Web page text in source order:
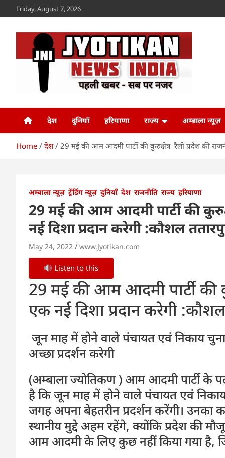
to
Friday, August 7, 2026
Jyotikan
देश दुनियाँ हरियाणा राज्य अम्बाला न्यूज़
Home देश 29 मई की आम आदमी पार्टी की कुरुक्षेत्र रैली प्रदेश की
अम्बाला न्यूज़ ट्रेंडिंग न्यूज़ दुनियाँ देश राजनीति राज्य हरियाणा
29 मई की आम आदमी पार्टी की
नई दिशा प्रदान करेगी :कौशल
May 24, 2022 www.Jyotikan.com
Listen to this
29 मई की आम आदमी पार्टी की
एक नई दिशा प्रदान करेगी
जून माह में होने वाले पंचायत एवं निकाय
अच्छा प्रदर्शन करेगी
(अम्बाला ज्योतिकण ) आम आदमी पार्टी के
है कि जून माह में होने वाले पंचायत एवं
जगह अपना बेहतरीन प्रदर्शन करेंगी। उनका
स्थानीय मुद्दे अहम रहेंगे, क्योंकि प्रदेश की
आम आदमी के लिए कुछ नहीं किया गया है,